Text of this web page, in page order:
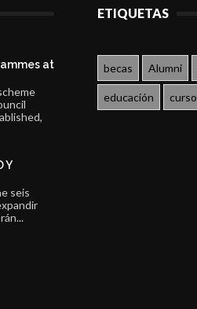
at
Y
seis
ETIQUETAS
becas Alumni
educación curso